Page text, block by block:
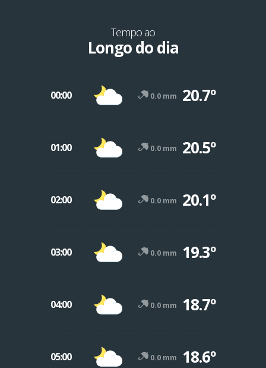
Tempo ao
Longo do dia
00:00 0.0 mm 20.7º
01:00 0.0 mm 20.5º
02:00 0.0 mm 20.1º
03:00 0.0 mm 19.3º
04:00 0.0 mm 18.7º
05:00 0.0 mm 18.6º